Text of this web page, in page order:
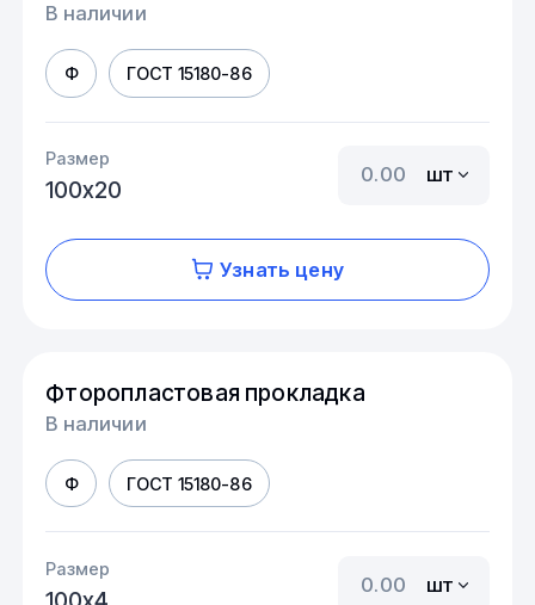
В наличии
Ф ГОСТ 15180-86
Размер
100х20
шт
Узнать цену
Фторопластовая прокладка
В наличии
Ф ГОСТ 15180-86
Размер
шт